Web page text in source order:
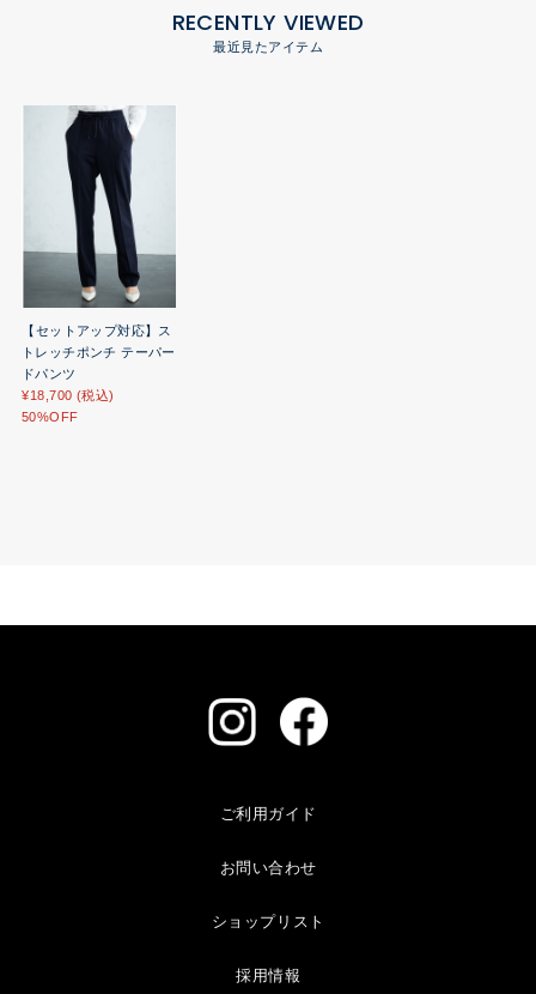
RECENTLY VIEWED
最近見たアイテム
【セットアップ対応】ス
トレッチポンチ テーパー
ドパンツ
¥18,700 (税込)
50%OFF
ご利用ガイド
お問い合わせ
ショップリスト
採用情報